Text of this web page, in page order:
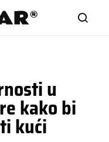
u
kako bi
kući